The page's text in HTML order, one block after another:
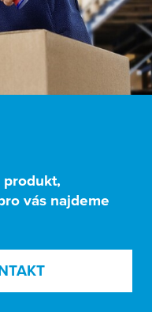
produkt,
vás najdeme